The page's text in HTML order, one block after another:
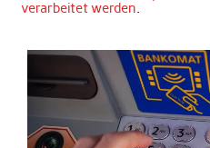
verarbeitet werden.